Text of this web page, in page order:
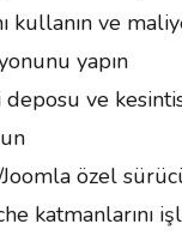
kullanın ve
yapın
ve
özel
katmanlarını